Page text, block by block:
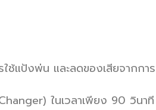
ช้แป้งพ่น และลดของเสียจากการ
ในเวลาเพียง 90 วินาที